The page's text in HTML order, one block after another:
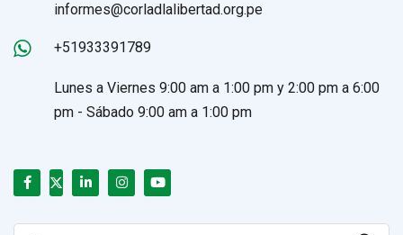
informes@corladlalibertad.org.pe
+51933391789
Lunes a Viernes 9:00 am a 1:00 pm y 2:00 pm a 6:00
pm - Sábado 9:00 am a 1:00 pm